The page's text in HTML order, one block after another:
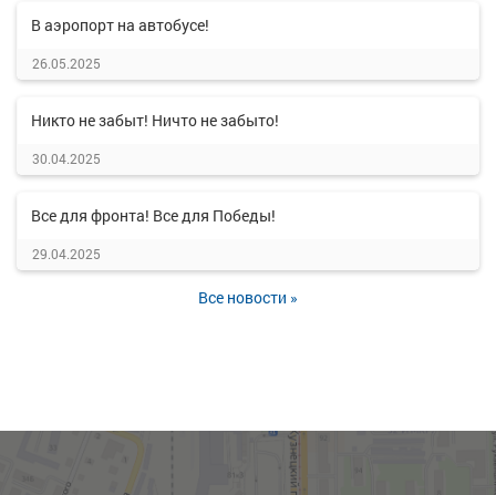
В аэропорт на автобусе!
26.05.2025
Никто не забыт! Ничто не забыто!
30.04.2025
Все для фронта! Все для Победы!
29.04.2025
Все новости »